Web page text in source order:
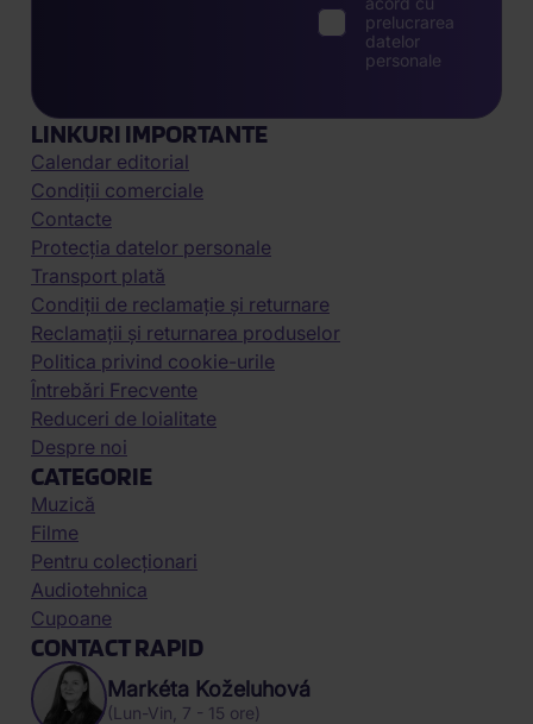
prelucrarea
datelor
personale
LINKURI IMPORTANTE
Calendar editorial
Condiții comerciale
Contacte
Protecția datelor personale
Transport plată
Condiții de reclamație și returnare
Reclamații și returnarea produselor
Politica privind cookie-urile
Întrebări Frecvente
Reduceri de loialitate
Despre noi
CATEGORIE
Muzică
Filme
Pentru colecționari
Audiotehnica
Cupoane
CONTACT RAPID
Markéta Koželuhová
(Lun-Vin, 7 - 15 ore)